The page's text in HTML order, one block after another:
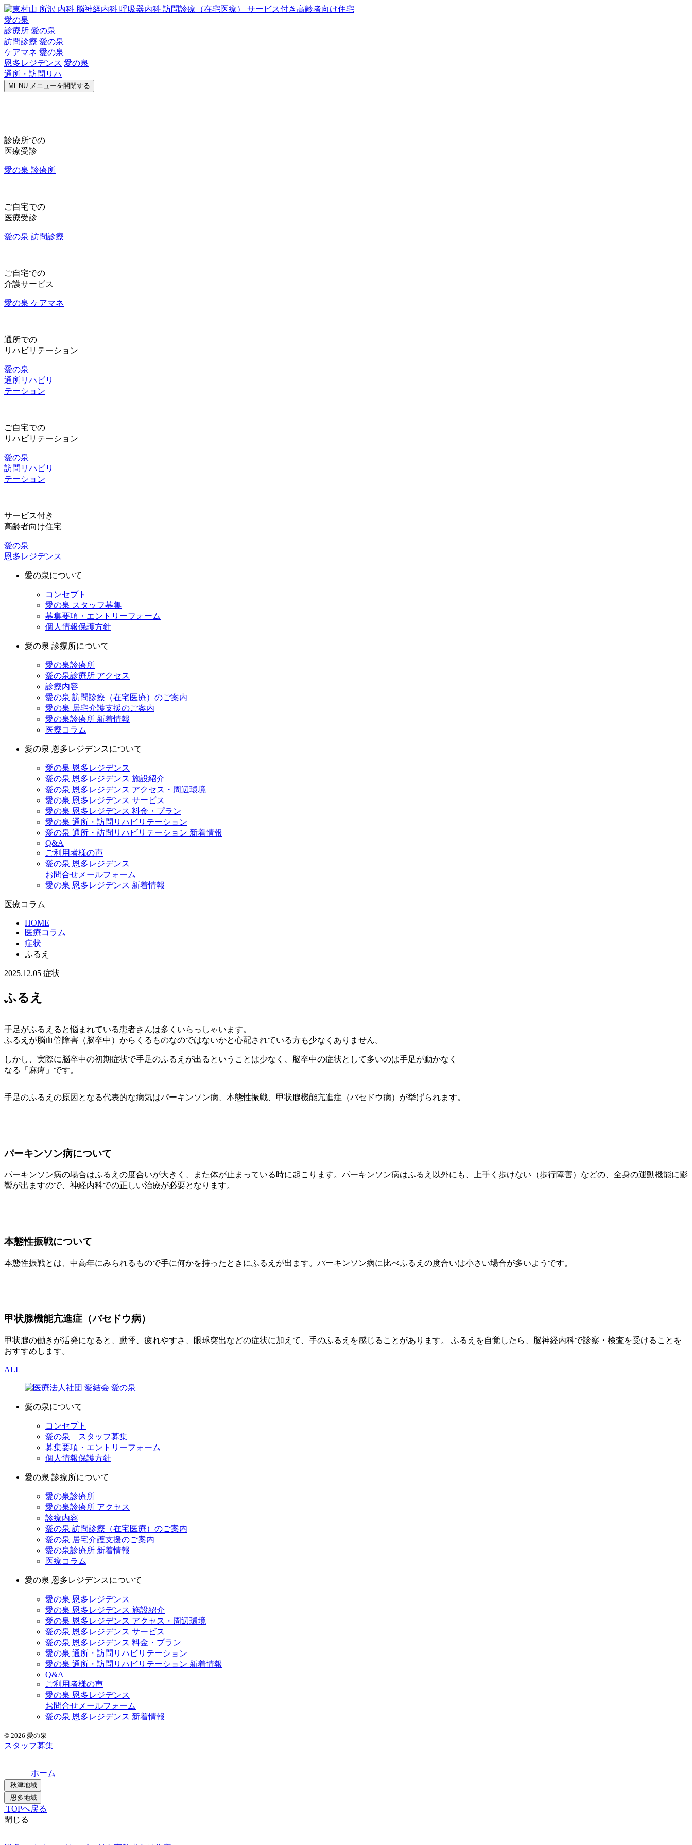
愛の泉
診療所 愛の泉
訪問診療 愛の泉
ケアマネ 愛の泉
恩多レジデンス 愛の泉
通所・訪問リハ
MENU メニューを開閉する
診療所での
医療受診
愛の泉 診療所
ご自宅での
医療受診
愛の泉 訪問診療
ご自宅での
介護サービス
愛の泉 ケアマネ
通所での
リハビリテーション
愛の泉
通所リハビリ
テーション
ご自宅での
リハビリテーション
愛の泉
訪問リハビリ
テーション
サービス付き
高齢者向け住宅
愛の泉
恩多レジデンス
愛の泉について
コンセプト
愛の泉 スタッフ募集
募集要項・エントリーフォーム
個人情報保護方針
愛の泉 診療所について
愛の泉診療所
愛の泉診療所 アクセス
診療内容
愛の泉 訪問診療（在宅医療）のご案内
愛の泉 居宅介護支援のご案内
愛の泉診療所 新着情報
医療コラム
愛の泉 恩多レジデンスについて
愛の泉 恩多レジデンス
愛の泉 恩多レジデンス 施設紹介
愛の泉 恩多レジデンス アクセス・周辺環境
愛の泉 恩多レジデンス サービス
愛の泉 恩多レジデンス 料金・プラン
愛の泉 通所・訪問リハビリテーション
愛の泉 通所・訪問リハビリテーション 新着情報
Q&A
ご利用者様の声
愛の泉 恩多レジデンス
お問合せメールフォーム
愛の泉 恩多レジデンス 新着情報
医療コラム
HOME
医療コラム
症状
ふるえ
2025.12.05 症状
ふるえ
手足がふるえると悩まれている患者さんは多くいらっしゃいます。
ふるえが脳血管障害（脳卒中）からくるものなのではないかと心配されている方も少なくありません。
しかし、実際に脳卒中の初期症状で手足のふるえが出るということは少なく、脳卒中の症状として多いのは手足が動かなく
なる「麻痺」です。
手足のふるえの原因となる代表的な病気はパーキンソン病、本態性振戦、甲状腺機能亢進症（バセドウ病）が挙げられます。
パーキンソン病について
パーキンソン病の場合はふるえの度合いが大きく、また体が止まっている時に起こります。パーキンソン病はふるえ以外にも、上手く歩けない（歩行障害）などの、全身の運動機能に影
響が出ますので、神経内科での正しい治療が必要となります。
本態性振戦について
本態性振戦とは、中高年にみられるもので手に何かを持ったときにふるえが出ます。パーキンソン病に比べふるえの度合いは小さい場合が多いようです。
甲状腺機能亢進症（バセドウ病）
甲状腺の働きが活発になると、動悸、疲れやすさ、眼球突出などの症状に加えて、手のふるえを感じることがあります。 ふるえを自覚したら、脳神経内科で診察・検査を受けることを
おすすめします。
ALL
愛の泉について
コンセプト
愛の泉 スタッフ募集
募集要項・エントリーフォーム
個人情報保護方針
愛の泉 診療所について
愛の泉診療所
愛の泉診療所 アクセス
診療内容
愛の泉 訪問診療（在宅医療）のご案内
愛の泉 居宅介護支援のご案内
愛の泉診療所 新着情報
医療コラム
愛の泉 恩多レジデンスについて
愛の泉 恩多レジデンス
愛の泉 恩多レジデンス 施設紹介
愛の泉 恩多レジデンス アクセス・周辺環境
愛の泉 恩多レジデンス サービス
愛の泉 恩多レジデンス 料金・プラン
愛の泉 通所・訪問リハビリテーション
愛の泉 通所・訪問リハビリテーション 新着情報
Q&A
ご利用者様の声
愛の泉 恩多レジデンス
お問合せメールフォーム
愛の泉 恩多レジデンス 新着情報
© 2026 愛の泉
スタッフ募集
ホーム
秋津地域
恩多地域
TOPへ戻る
閉じる